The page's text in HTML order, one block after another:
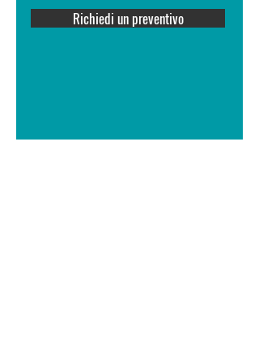
Richiedi un preventivo